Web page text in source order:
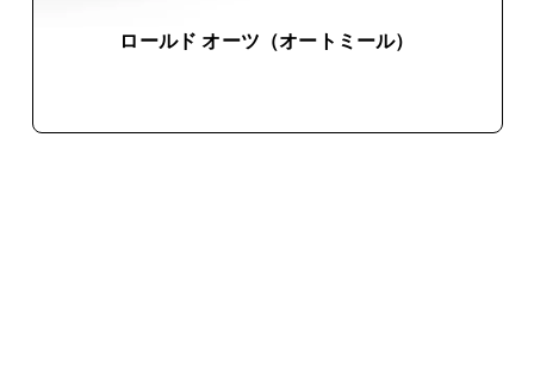
ロールド オーツ（オートミール）